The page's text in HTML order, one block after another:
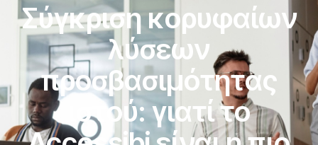
Σύγκριση κορυφαίων
λύσεων
προσβασιμότητας
ιστού: γιατί το